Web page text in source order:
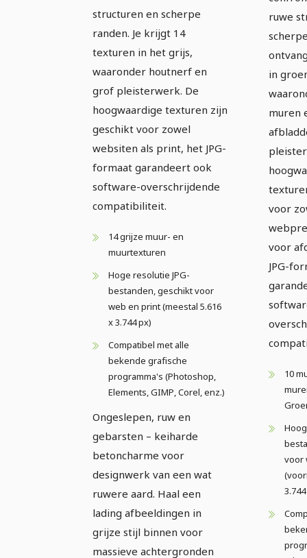
structuren en scherpe
randen. Je krijgt 14
texturen in het grijs,
waaronder houtnerf en
grof pleisterwerk. De
hoogwaardige texturen zijn
geschikt voor zowel
websiten als print, het JPG-
formaat garandeert ook
software-overschrijdende
compatibiliteit.
14 grijze muur- en
muurtexturen
Hoge resolutie JPG-
bestanden, geschikt voor
web en print (meestal 5.616
x 3.744 px)
Compatibel met alle
bekende grafische
programma's (Photoshop,
Elements, GIMP, Corel, enz.)
Ongeslepen, ruw en
gebarsten – keiharde
betoncharme voor
designwerk van een wat
ruwere aard. Haal een
lading afbeeldingen in
grijze stijl binnen voor
massieve achtergronden
ruwe
in
muren
voor
voor
JPG-
10
voor